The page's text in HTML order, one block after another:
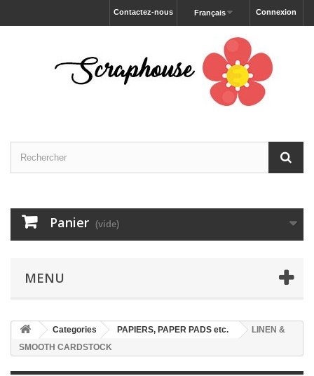
Connexion
Français
Contactez-nous
Panier (vide)
MENU
Categories PAPIERS, PAPER PADS etc.
LINEN &
SMOOTH CARDSTOCK